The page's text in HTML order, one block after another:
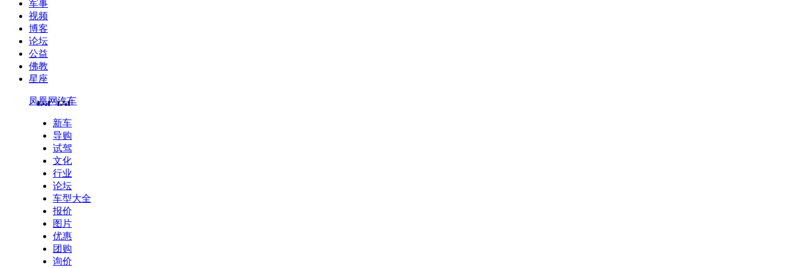
军事
视频
博客
论坛
公益
佛教
星座
凤凰网汽车
新车
导购
试驾
文化
行业
论坛
车型大全
报价
图片
优惠
团购
询价